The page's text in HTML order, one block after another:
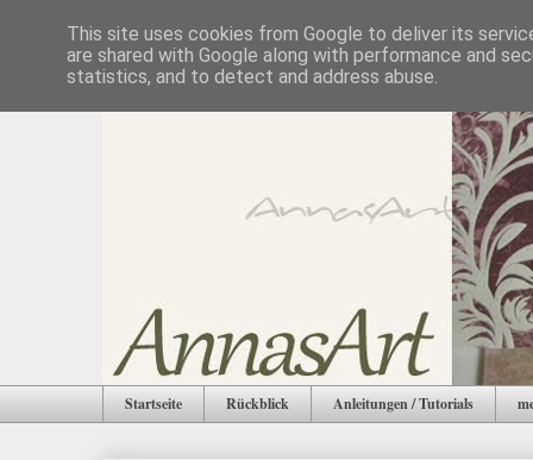
Startseite Rückblick Anleitungen / Tutorials
This site uses cookies from Google to deliver its
are shared with Google along with performance and
statistics, and to detect and address abuse.